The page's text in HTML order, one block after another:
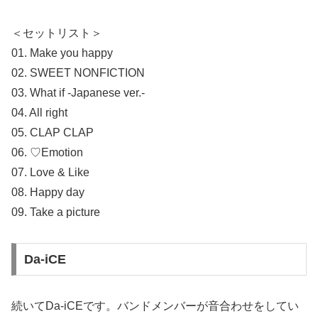
＜セットリスト＞
01. Make you happy
02. SWEET NONFICTION
03. What if -Japanese ver.-
04. All right
05. CLAP CLAP
06. ♡Emotion
07. Love & Like
08. Happy day
09. Take a picture
Da-iCE
続いてDa-iCEです。バンドメンバーが音合わせをしてい